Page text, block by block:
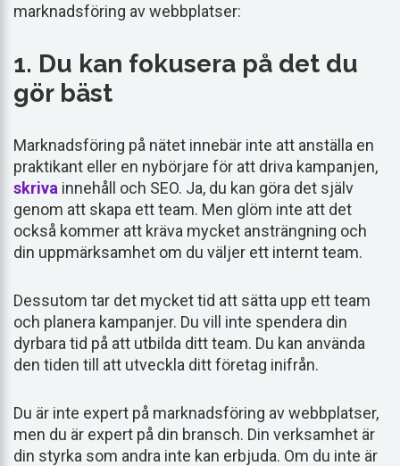
marknadsföring av webbplatser:
1. Du kan fokusera på det du
gör bäst
Marknadsföring på nätet innebär inte att anställa en
praktikant eller en nybörjare för att driva kampanjen,
skriva innehåll och SEO. Ja, du kan göra det själv
genom att skapa ett team. Men glöm inte att det
också kommer att kräva mycket ansträngning och
din uppmärksamhet om du väljer ett internt team.
Dessutom tar det mycket tid att sätta upp ett team
och planera kampanjer. Du vill inte spendera din
dyrbara tid på att utbilda ditt team. Du kan använda
den tiden till att utveckla ditt företag inifrån.
Du är inte expert på marknadsföring av webbplatser,
men du är expert på din bransch. Din verksamhet är
din styrka som andra inte kan erbjuda. Om du inte är